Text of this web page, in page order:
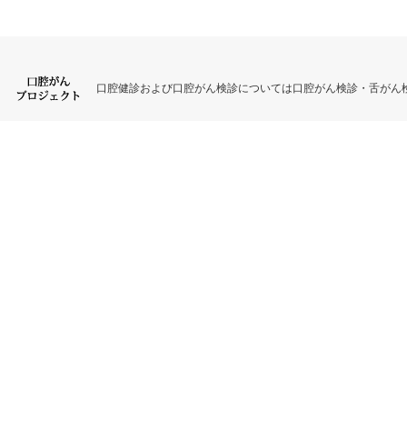
口腔健診および口腔がん検診については口腔がん検診・舌が